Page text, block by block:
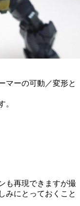
マーの可動／変形と
。
も再現できますが撮
みにとっておくこと